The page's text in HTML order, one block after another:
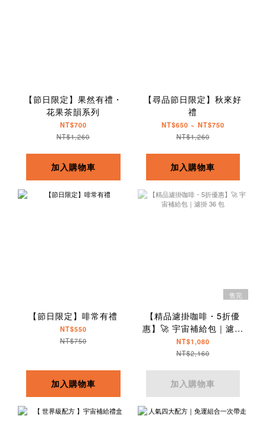
【節日限定】果然有禮・
花果茶韻系列
NT$700
NT$1,260
加入購物車
【尋品節日限定】秋來好
禮
NT$650 ~ NT$750
NT$1,260
加入購物車
【節日限定】啡常有禮
NT$550
NT$750
加入購物車
售完
【精品濾掛咖啡・5折優
惠】🚀 宇宙補給包｜濾掛
36 包
NT$1,080
NT$2,160
加入購物車